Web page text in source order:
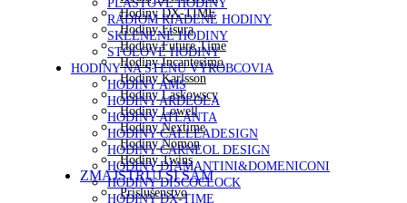
Hodiny DX-TIME
Hodiny Fisura
Hodiny Future Time
Hodiny Incantesimo
Hodiny Karlsson
Hodiny Laskowscy
Hodiny Lowell
Hodiny Nextime
Hodiny Nomon
Hodiny Twins
ZMAJSTRUJ SI SÁM
Príslušenstvo
PLASTOVÉ HODINY
RÁDIOM RIADENÉ HODINY
SKLENENÉ HODINY
STOLOVÉ HODINY
HODINY NA STENU VÝROBCOVIA
HODINY AMS
HODINY ARDEOLA
HODINY ATLANTA
HODINY CALLEADESIGN
HODINY CARNEOL DESIGN
HODINY DIAMANTINI&DOMENICONI
HODINY DISCOCLOCK
HODINY DX-TIME